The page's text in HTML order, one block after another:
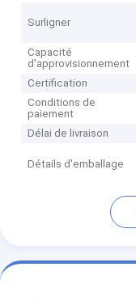
Surligner
Capacité
d'approvisionnement
Certification
Conditions de
paiement
Délai de livraison
Détails d'emballage